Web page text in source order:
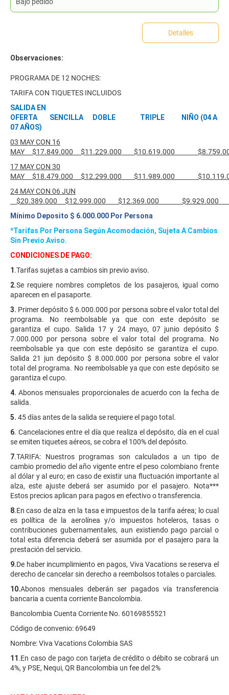
Detalles
Observaciones:
PROGRAMA DE 12 NOCHES:
TARIFA CON TIQUETES INCLUIDOS
SALIDA EN
OFERTA SENCILLA DOBLE TRIPLE NIÑO (04 A
07 AÑOS)
03 MAY CON 16
MAY $17.849.000 $11.229.000 $10.619.000
17 MAY CON 30
MAY $18.479.000 $12.299.000 $11.989.000
24 MAY CON 06 JUN
$20.389.000 $12.999.000 $12.369.000
Mínimo Deposito $ 6.000.000 Por Persona
*Tarifas Por Persona Según Acomodación, Sujeta A Cambios
Sin Previo Aviso.
CONDICIONES DE PAGO:
1 .Tarifas sujetas a cambios sin previo aviso.
2.Se requiere nombres completos de los pasajeros, igual como
aparecen en el pasaporte.
3. Primer depósito $ 6.000.000 por persona sobre el valor total del
programa. No reembolsable ya que con este depósito se
garantiza el cupo. Salida 17 y 24 mayo, 07 junio depósito $
7.000.000 por persona sobre el valor total del programa. No
reembolsable ya que con este depósito se garantiza el cupo.
Salida 21 jun depósito $ 8.000.000 por persona sobre el valor
total del programa. No reembolsable ya que con este depósito se
garantiza el cupo.
4. Abonos mensuales proporcionales de acuerdo con la fecha de
salida.
5. 45 días antes de la salida se requiere el pago total.
6. Cancelaciones entre el día que realiza el depósito, día en el cual
se emiten tiquetes aéreos, se cobra el 100% del depósito.
7.TARIFA: Nuestros programas son calculados a un tipo de
cambio promedio del año vigente entre el peso colombiano frente
al dólar y al euro; en caso de existir una fluctuación importante al
alza, este ajuste deberá ser asumido por el pasajero. Nota***
Estos precios aplican para pagos en efectivo o transferencia.
8.En caso de alza en la tasa e impuestos de la tarifa aérea; lo cual
es política de la aerolínea y/o impuestos hoteleros, tasas o
contribuciones gubernamentales, aun existiendo pago parcial o
total esta diferencia deberá ser asumida por el pasajero para la
prestación del servicio.
9.De haber incumplimiento en pagos, Viva Vacations se reserva el
derecho de cancelar sin derecho a reembolsos totales o parciales.
10.Abonos mensuales deberán ser pagados vía transferencia
bancaria a cuenta corriente Bancolombia.
Bancolombia Cuenta Corriente No. 60169855521
Código de convenio: 69649
Nombre: Viva Vacations Colombia SAS
11 .En caso de pago con tarjeta de crédito o débito se cobrará un
4%, y PSE, Nequi, QR Bancolombia un fee del 2%